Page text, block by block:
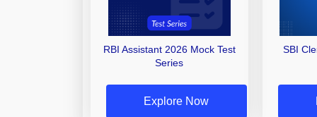
RBI Assistant 2026 Mock Test
Series
Explore Now
SBI